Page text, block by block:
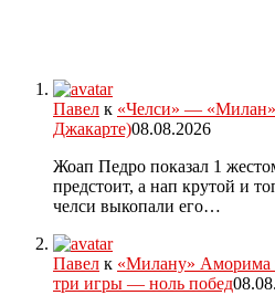
Павел к «Челси» — «Милан»
Джакарте)08.08.2026
Жоап Педро показал 1
предстоит, а нап крутой и
челси выкопали его…
Павел к «Милану» Аморима
три игры — ноль побед